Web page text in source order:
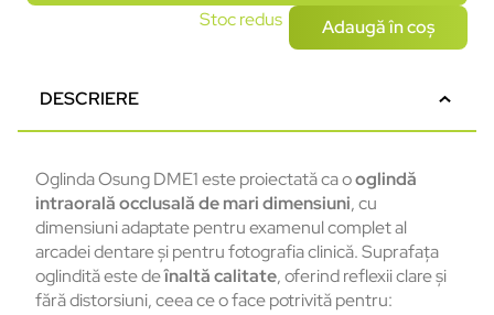
Stoc redus Adaugă în coș
DESCRIERE
Oglinda Osung DME1 este proiectată ca ooglindă
intraorală occlusală de mari dimensiuni, cu
dimensiuni adaptate pentru examenul complet al
arcadei dentare și pentru fotografia clinică. Suprafața
oglindită este deînaltă calitate, oferind reflexii clare și
fără distorsiuni, ceea ce o face potrivită pentru: